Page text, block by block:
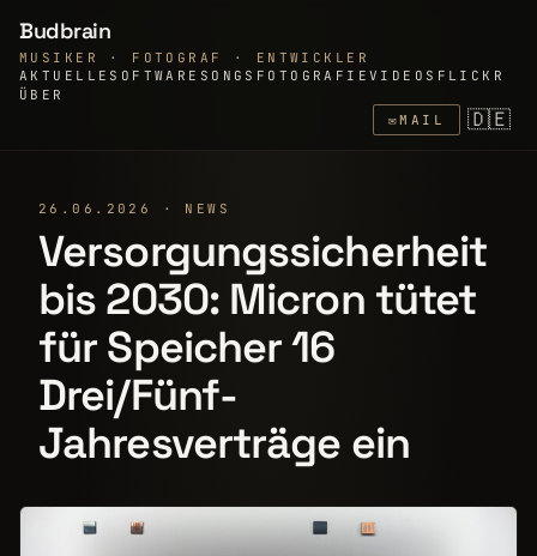
Budbrain
MUSIKER · FOTOGRAF · ENTWICKLER
AKTUELLE SOFTWARE SONGS FOTOGRAFIEVIDEOS FLICKR
ÜBER
✉MAIL 🇩🇪
26.06.2026 · NEWS
Versorgungssicherheit
bis 2030: Micron tütet
für Speicher 16
Drei/Fünf-
Jahresverträge ein